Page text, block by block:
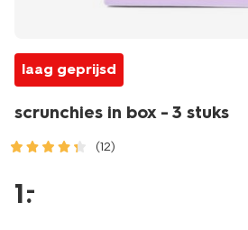
laag geprijsd
scrunchies in box - 3 stuks
(12)
gezond/persoonlijke-
verzorging/haarverzorging/
1.
–